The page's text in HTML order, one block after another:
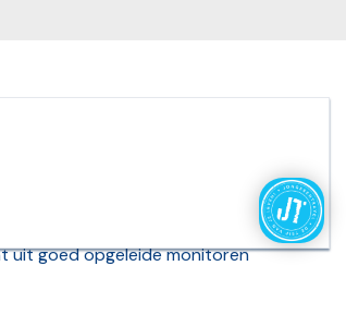
uit goed opgeleide monitoren